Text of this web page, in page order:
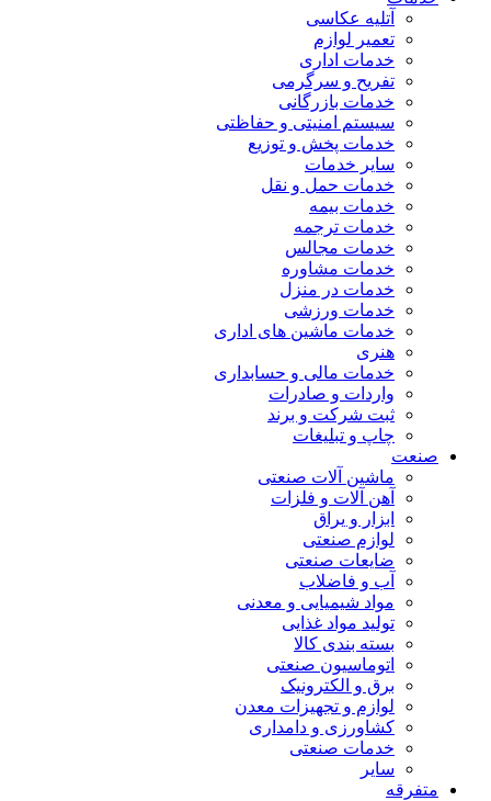
آتلیه عکاسی
تعمیر لوازم
خدمات اداری
تفریح و سرگرمی
خدمات بازرگانی
سیستم امنیتی و حفاظتی
خدمات پخش و توزیع
سایر خدمات
خدمات حمل و نقل
خدمات بیمه
خدمات ترجمه
خدمات مجالس
خدمات مشاوره
خدمات در منزل
خدمات ورزشی
خدمات ماشین های اداری
هنری
خدمات مالی و حسابداری
واردات و صادرات
ثبت شرکت و برند
چاپ و تبلیغات
صنعت
ماشین آلات صنعتی
آهن آلات و فلزات
ابزار و یراق
لوازم صنعتی
ضایعات صنعتی
آب و فاضلاب
مواد شیمیایی و معدنی
تولید مواد غذایی
بسته بندی کالا
اتوماسیون صنعتی
برق و الکترونیک
لوازم و تجهیزات معدن
کشاورزی و دامداری
خدمات صنعتی
سایر
متفرقه